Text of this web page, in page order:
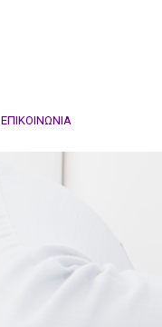
ΕΠΙΚΟΙΝΩΝΙΑ